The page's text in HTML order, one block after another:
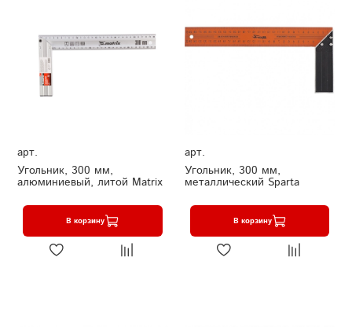
арт.
Угольник, 300 мм,
алюминиевый, литой Matrix
В корзину
арт.
Угольник, 300 мм,
металлический Sparta
В корзину